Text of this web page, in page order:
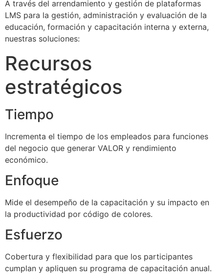
A través del arrendamiento y gestión de plataformas
LMS para la gestión, administración y evaluación de la
educación, formación y capacitación interna y externa,
nuestras soluciones:
Recursos
estratégicos
Tiempo
Incrementa el tiempo de los empleados para funciones
del negocio que generar VALOR y rendimiento
económico.
Enfoque
Mide el desempeño de la capacitación y su impacto en
la productividad por código de colores.
Esfuerzo
Cobertura y flexibilidad para que los participantes
cumplan y apliquen su programa de capacitación anual.